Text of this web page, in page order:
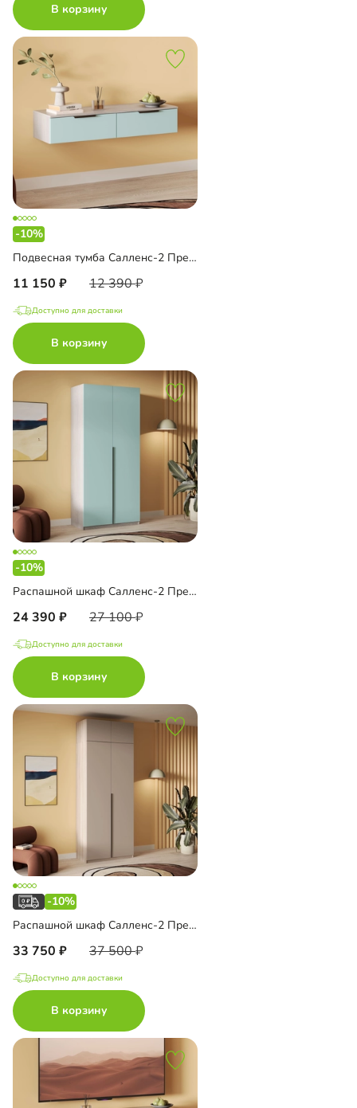
В корзину
-10%
Подвесная тумба Салленс-2 Премиум
11 150 12 390
Доступно для доставки
В корзину
-10%
Распашной шкаф Салленс-2 Премиум
24 390 27 100
Доступно для доставки
В корзину
-10%
Распашной шкаф Салленс-2 Премиум с антресолью
33 750 37 500
Доступно для доставки
В корзину